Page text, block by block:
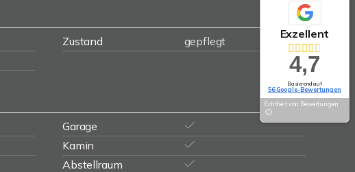
Zustand
gepflegt
Garage
Kamin
Abstellraum
Exzellent
4,7
Basierend auf
56 Google-Bewertungen
Echtheit von Bewertungen